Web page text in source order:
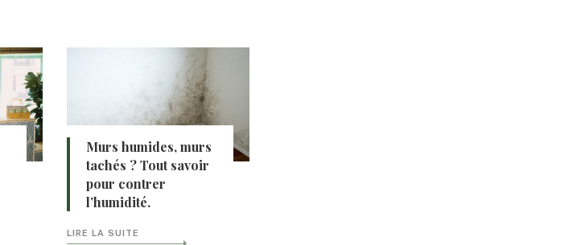
Murs humides, murs
tachés ? Tout savoir
pour contrer
l’humidité.
LIRE LA SUITE